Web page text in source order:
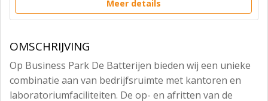
Meer details
OMSCHRIJVING
Op Business Park De Batterijen bieden wij een unieke
combinatie aan van bedrijfsruimte met kantoren en
laboratoriumfaciliteiten. De op- en afritten van de